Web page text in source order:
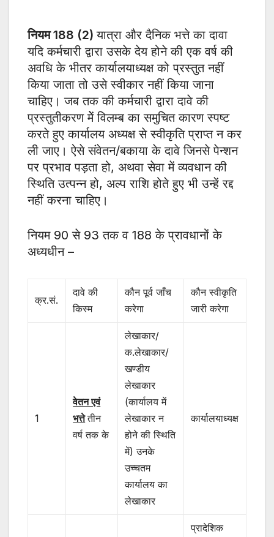
नियम 188 (2)यात्रा और दैनिक भत्ते का दावा
यदि कर्मचारी द्वारा उसके देय होने की एक वर्ष की
अवधि के भीतर कार्यालयाध्यक्ष को प्रस्तुत नहीं
किया जाता तो उसे स्वीकार नहीं किया जाना
चाहिए। जब तक की कर्मचारी द्वारा दावे की
प्रस्तुतीकरण मेें विलम्ब का समुचित कारण स्पष्ट
करते हुए कार्यालय अध्यक्ष से स्वीकृति प्राप्त न कर
ली जाए। ऐसे संवेतन/बकाया के दावे जिनसे पेन्शन
पर प्रभाव पड़ता हो, अथवा सेवा में व्यवधान की
स्थिति उत्पन्न हो, अल्प राशि होते हुए भी उन्हें रद्द
नहीं करना चाहिए।
नियम 90 से 93 तक व 188 के प्रावधानों के
अध्यधीन –
क्र.सं.
दावे की
किस्म
कौन पूर्व जाँच
करेगा
कौन स्वीकृति
जारी करेगा
1
वेतन एवं
भत्ते तीन
वर्ष तक के
लेखाकार/
क.लेखाकार/
खण्डीय
लेखाकार
(कार्यालय में
लेखाकार न
होने की स्थिति
में) उनके
उच्चतम
कार्यालय का
लेखाकार
कार्यालयाध्यक्ष
प्रादेशिक